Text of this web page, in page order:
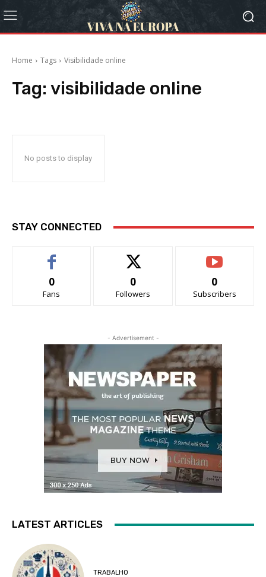
Home Tags Visibilidade online
Tag: visibilidade online
No posts to display
STAY CONNECTED
0
Fans
0
Followers
0
Subscribers
- Advertisement -
LATEST ARTICLES
TRABALHO